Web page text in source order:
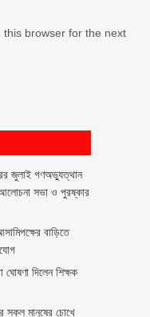
browser for the next
জুলাই গণঅভ্যুত্থান
সভা ও পুরষ্কার
বাড়িতে
ঘোষণা দিলেন শিক্ষক
সকল মানুষের চোখে